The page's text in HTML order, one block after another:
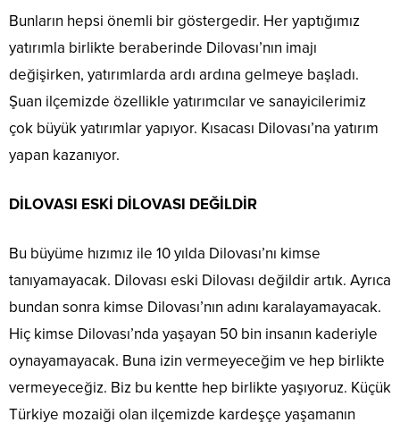
Bunların hepsi önemli bir göstergedir. Her yaptığımız
yatırımla birlikte beraberinde Dilovası’nın imajı
değişirken, yatırımlarda ardı ardına gelmeye başladı.
Şuan ilçemizde özellikle yatırımcılar ve sanayicilerimiz
çok büyük yatırımlar yapıyor. Kısacası Dilovası’na yatırım
yapan kazanıyor.
DİLOVASI ESKİ DİLOVASI DEĞİLDİR
Bu büyüme hızımız ile 10 yılda Dilovası’nı kimse
tanıyamayacak. Dilovası eski Dilovası değildir artık. Ayrıca
bundan sonra kimse Dilovası’nın adını karalayamayacak.
Hiç kimse Dilovası’nda yaşayan 50 bin insanın kaderiyle
oynayamayacak. Buna izin vermeyeceğim ve hep birlikte
vermeyeceğiz. Biz bu kentte hep birlikte yaşıyoruz. Küçük
Türkiye mozaiği olan ilçemizde kardeşçe yaşamanın